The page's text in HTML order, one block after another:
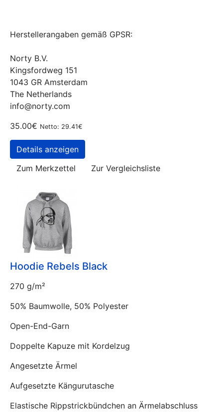
Herstellerangaben gemäß GPSR:
Norty B.V.
Kingsfordweg 151
1043 GR Amsterdam
The Netherlands
info@norty.com
35.00€ Netto: 29.41€
Details anzeigen
Zum Merkzettel
Zur Vergleichsliste
Hoodie Rebels Black
270 g/m²
50% Baumwolle, 50% Polyester
Open-End-Garn
Doppelte Kapuze mit Kordelzug
Angesetzte Ärmel
Aufgesetzte Kängurutasche
Elastische Rippstrickbündchen an Ärmelabschluss